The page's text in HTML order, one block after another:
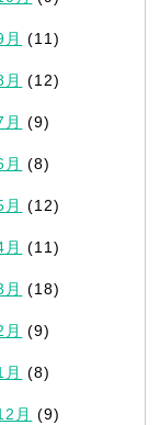
(11)
(12)
(9)
(8)
(12)
(11)
(18)
(9)
(8)
月 (9)